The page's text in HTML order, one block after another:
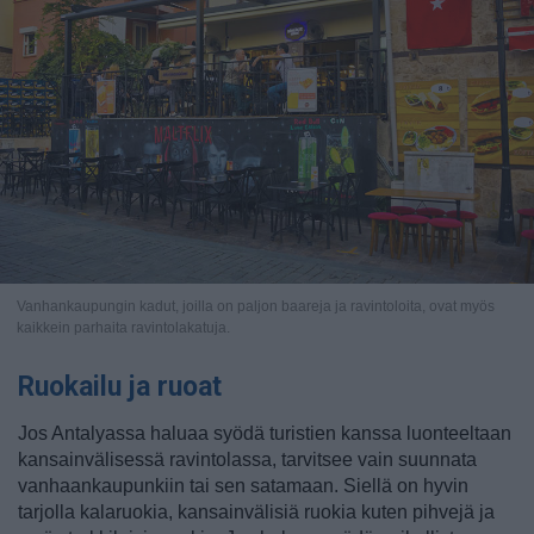
Vanhankaupungin kadut, joilla on paljon baareja ja ravintoloita, ovat myös
kaikkein parhaita ravintolakatuja.
Ruokailu ja ruoat
Jos Antalyassa haluaa syödä turistien kanssa luonteeltaan
kansainvälisessä ravintolassa, tarvitsee vain suunnata
vanhaankaupunkiin tai sen satamaan. Siellä on hyvin
tarjolla kalaruokia, kansainvälisiä ruokia kuten pihvejä ja